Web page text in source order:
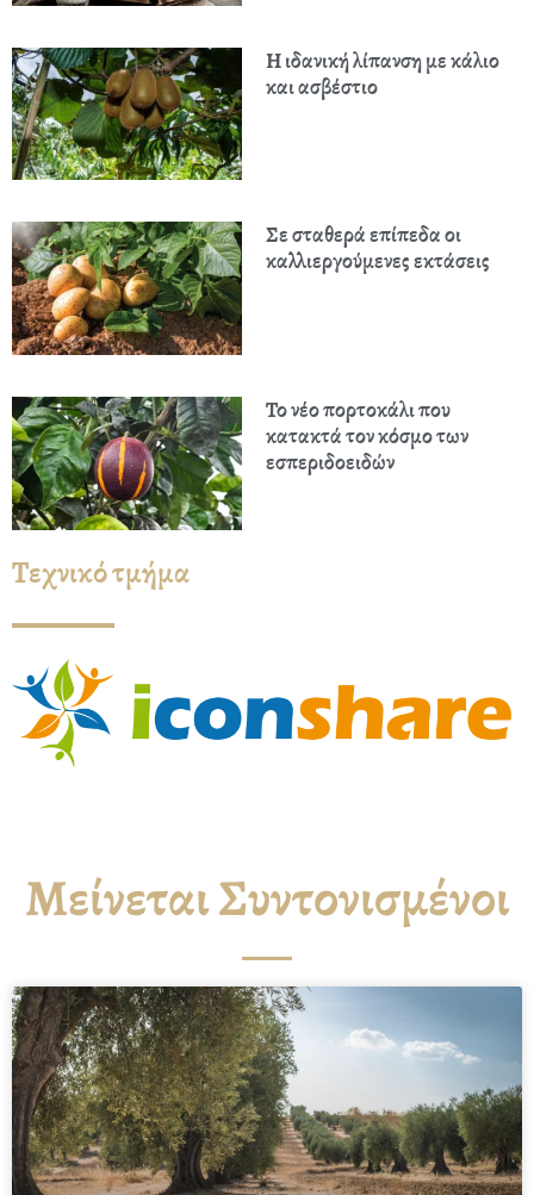
Η ιδανική λίπανση με κάλιο
και ασβέστιο
Σε σταθερά επίπεδα οι
καλλιεργούμενες εκτάσεις
Το νέο πορτοκάλι που
κατακτά τον κόσμο των
εσπεριδοειδών
Τεχνικό τμήμα
Μείνεται Συντονισμένοι